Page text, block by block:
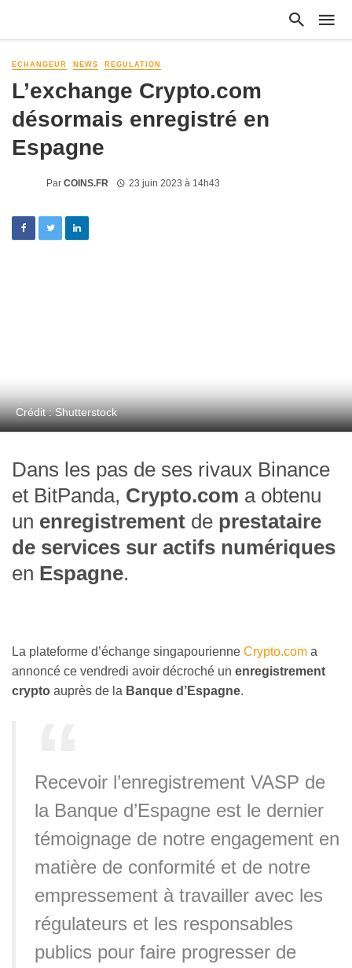
ECHANGEUR NEWS REGULATION
L’exchange Crypto.com
désormais enregistré en
Espagne
Par COINS.FR 23 juin 2023 à 14h43
Crédit : Shutterstock
Dans les pas de ses rivaux Binance
et BitPanda, Crypto.com a obtenu
un enregistrement de prestataire
de services sur actifs numériques
en Espagne.
La plateforme d’échange singapourienne Crypto.com a
annoncé ce vendredi avoir décroché un enregistrement
crypto auprès de la Banque d’Espagne.
Recevoir l’enregistrement VASP de
la Banque d’Espagne est le dernier
témoignage de notre engagement en
matière de conformité et de notre
empressement à travailler avec les
régulateurs et les responsables
publics pour faire progresser de